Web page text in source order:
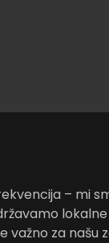
– mi
važno za našu